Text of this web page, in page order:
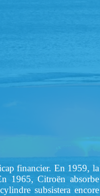
financier. En 1959, la
1965, Citroën absorbe
subsistera encore